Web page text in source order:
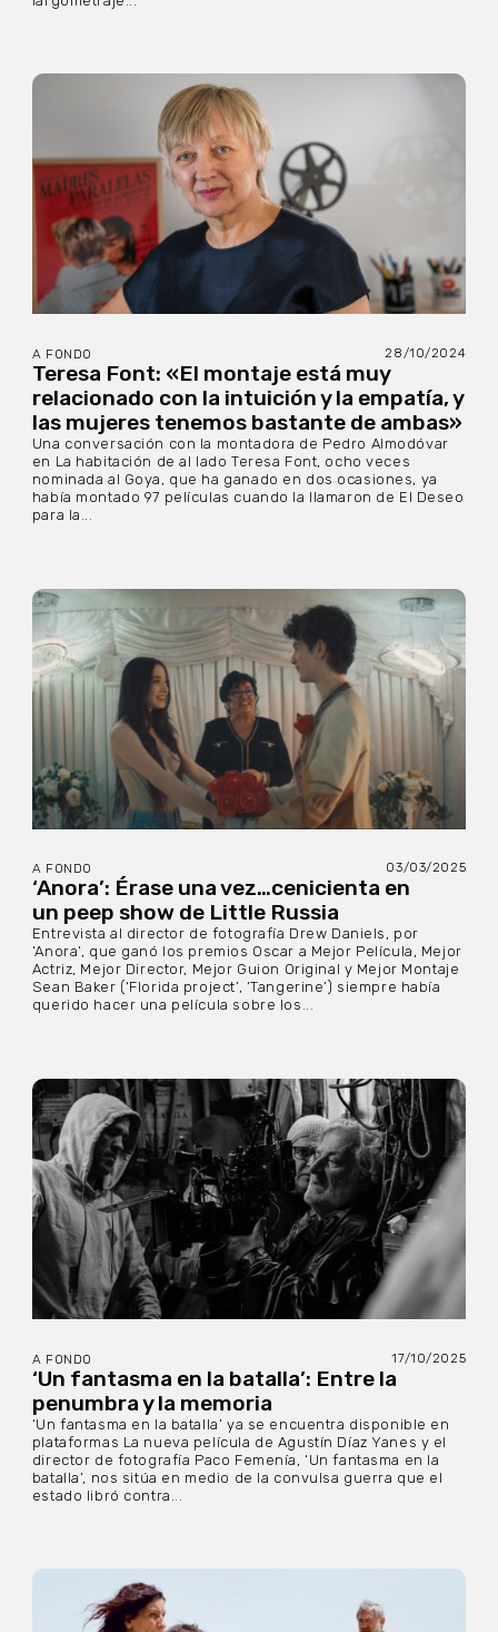
A FONDO 28/10/2024
Teresa Font: «El montaje está muy
relacionado con la intuición y la empatía, y
las mujeres tenemos bastante de ambas»
Una conversación con la montadora de Pedro Almodóvar
en La habitación de al lado Teresa Font, ocho veces
nominada al Goya, que ha ganado en dos ocasiones, ya
había montado 97 películas cuando la llamaron de El Deseo
para la...
A FONDO 03/03/2025
‘Anora’: Érase una vez…cenicienta en
un peep show de Little Russia
Entrevista al director de fotografía Drew Daniels, por
‘Anora’, que ganó los premios Oscar a Mejor Película, Mejor
Actriz, Mejor Director, Mejor Guion Original y Mejor Montaje
Sean Baker (‘Florida project’, ‘Tangerine’) siempre había
querido hacer una película sobre los...
A FONDO 17/10/2025
‘Un fantasma en la batalla’: Entre la
penumbra y la memoria
‘Un fantasma en la batalla’ ya se encuentra disponible en
plataformas La nueva película de Agustín Díaz Yanes y el
director de fotografía Paco Femenía, ‘Un fantasma en la
batalla’, nos sitúa en medio de la convulsa guerra que el
estado libró contra...